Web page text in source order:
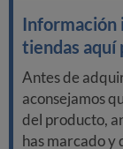
Información
tiendas aquí
Antes de
aconsejamos
del producto,
has marcado y